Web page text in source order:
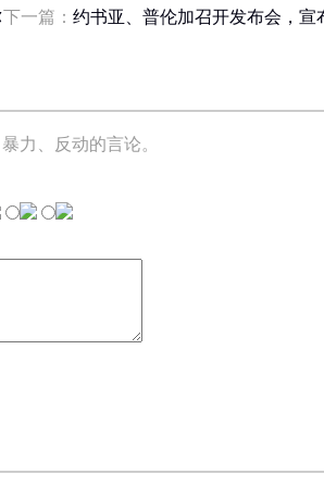
下一篇： 约书亚、普伦加召开发布会，宣
力、反动的言论。